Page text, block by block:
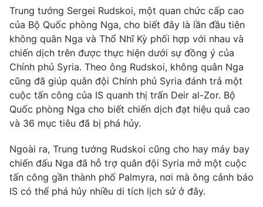
Hậu trường
Nhân vật
Khán giả
Giải sao mai
Giải trí
Điện ảnh
Âm nhạc
Sao
Đời sống
Du lịch
Làm đẹp
Chất lượng cuộc sống
Giáo dục
Tuyển sinh
Học trực tuyến
Công nghệ
Sản phẩm
Thị trường
Giao lưu trực tuyến
Lịch phát sóng
Trung tướng Sergei Rudskoi, một quan chức cấp cao
của Bộ Quốc phòng Nga, cho biết đây là lần đầu tiên
không quân Nga và Thổ Nhĩ Kỳ phối hợp với nhau và
chiến dịch trên được thực hiện dưới sự đồng ý của
Chính phủ Syria. Theo ông Rudskoi, không quân Nga
cũng đã giúp quân đội Chính phủ Syria đánh trả một
cuộc tấn công của IS quanh thị trấn Deir al-Zor. Bộ
Quốc phòng Nga cho biết chiến dịch đạt hiệu quả cao
và 36 mục tiêu đã bị phá hủy.
Ngoài ra, Trung tướng Rudskoi cũng cho hay máy bay
chiến đấu Nga đã hỗ trợ quân đội Syria mở một cuộc
tấn công gần thành phố Palmyra, nơi mà ông cảnh báo
IS có thể phá hủy nhiều di tích lịch sử ở đây.